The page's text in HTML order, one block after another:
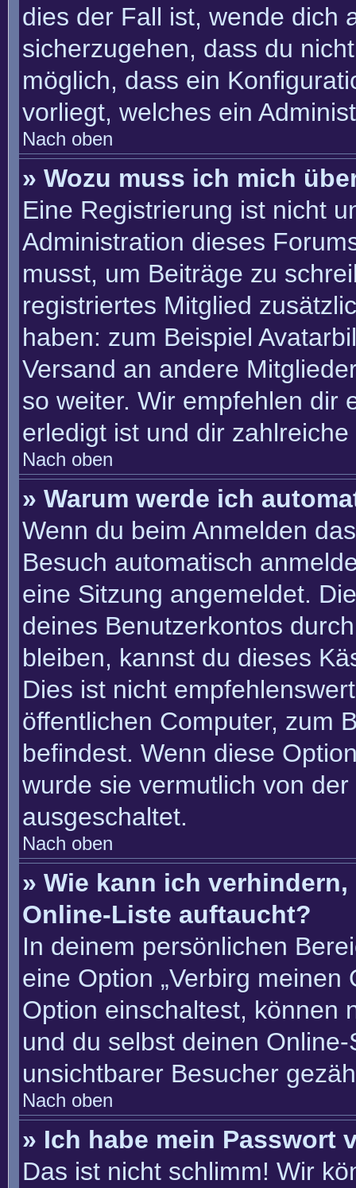
dies der Fall ist, wende dich
sicherzugehen, dass du
möglich, dass ein
vorliegt, welches ein
Nach oben
» Wozu muss ich mich
Eine Registrierung ist nicht
Administration dieses
musst, um Beiträge zu
registriertes Mitglied
haben: zum Beispiel
Versand an andere
so weiter. Wir empfehlen dir
erledigt ist und dir
Nach oben
» Warum werde ich
Wenn du beim Anmelden
Besuch automatisch
eine Sitzung angemeldet.
deines Benutzerkontos
bleiben, kannst du dieses
Dies ist nicht
öffentlichen Computer, zum
befindest. Wenn diese
wurde sie vermutlich von
ausgeschaltet.
Nach oben
» Wie kann ich
Online-Liste auftaucht?
In deinem persönlichen
eine Option „Verbirg meinen
Option einschaltest, können
und du selbst deinen
unsichtbarer Besucher
Nach oben
» Ich habe mein Passwort
Das ist nicht schlimm! Wir